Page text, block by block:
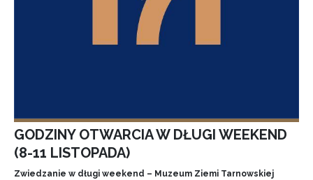
GODZINY OTWARCIA W DŁUGI WEEKEND
(8-11 LISTOPADA)
Zwiedzanie w długi weekend – Muzeum Ziemi Tarnowskiej